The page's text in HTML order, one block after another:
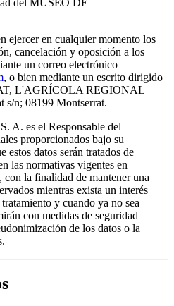
ejercer en cualquier momento los
cancelación y oposición a los
un correo electrónico
, o bien mediante un escrito dirigido
L'AGRÍCOLA REGIONAL
s/n; 08199 Montserrat.
A. es el Responsable del
proporcionados bajo su
estos datos serán tratados de
las normativas vigentes en
con la finalidad de mantener una
mientras exista un interés
y cuando ya no sea
con medidas de seguridad
de los datos o la